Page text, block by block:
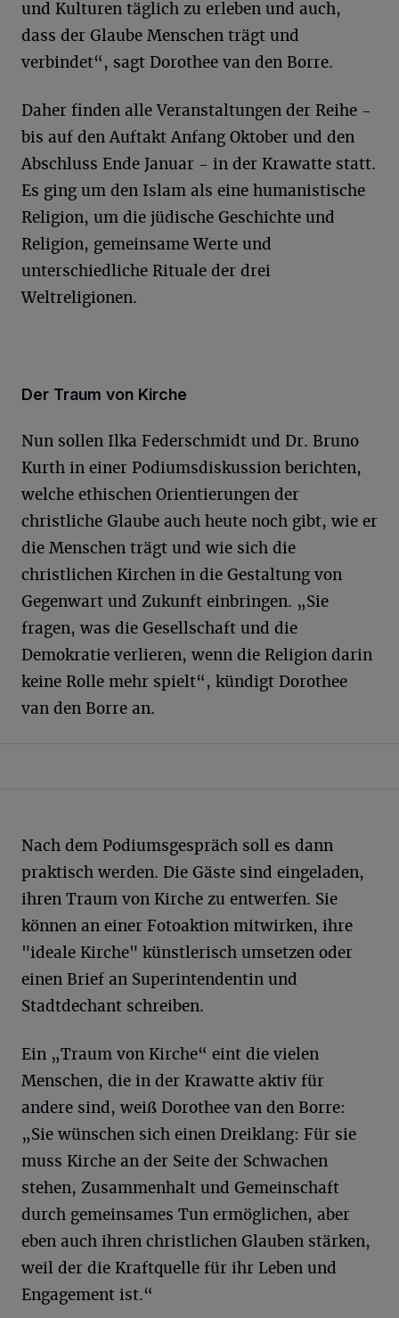
und Kulturen täglich zu erleben und auch,
dass der Glaube Menschen trägt und
verbindet“, sagt Dorothee van den Borre.
Daher finden alle Veranstaltungen der Reihe -
bis auf den Auftakt Anfang Oktober und den
Abschluss Ende Januar - in der Krawatte statt.
Es ging um den Islam als eine humanistische
Religion, um die jüdische Geschichte und
Religion, gemeinsame Werte und
unterschiedliche Rituale der drei
Weltreligionen.
Der Traum von Kirche
Nun sollen Ilka Federschmidt und Dr. Bruno
Kurth in einer Podiumsdiskussion berichten,
welche ethischen Orientierungen der
christliche Glaube auch heute noch gibt, wie er
die Menschen trägt und wie sich die
christlichen Kirchen in die Gestaltung von
Gegenwart und Zukunft einbringen. „Sie
fragen, was die Gesellschaft und die
Demokratie verlieren, wenn die Religion darin
keine Rolle mehr spielt“, kündigt Dorothee
van den Borre an.
Nach dem Podiumsgespräch soll es dann
praktisch werden. Die Gäste sind eingeladen,
ihren Traum von Kirche zu entwerfen. Sie
können an einer Fotoaktion mitwirken, ihre
"ideale Kirche" künstlerisch umsetzen oder
einen Brief an Superintendentin und
Stadtdechant schreiben.
Ein „Traum von Kirche“ eint die vielen
Menschen, die in der Krawatte aktiv für
andere sind, weiß Dorothee van den Borre:
„Sie wünschen sich einen Dreiklang: Für sie
muss Kirche an der Seite der Schwachen
stehen, Zusammenhalt und Gemeinschaft
durch gemeinsames Tun ermöglichen, aber
eben auch ihren christlichen Glauben stärken,
weil der die Kraftquelle für ihr Leben und
Engagement ist.“